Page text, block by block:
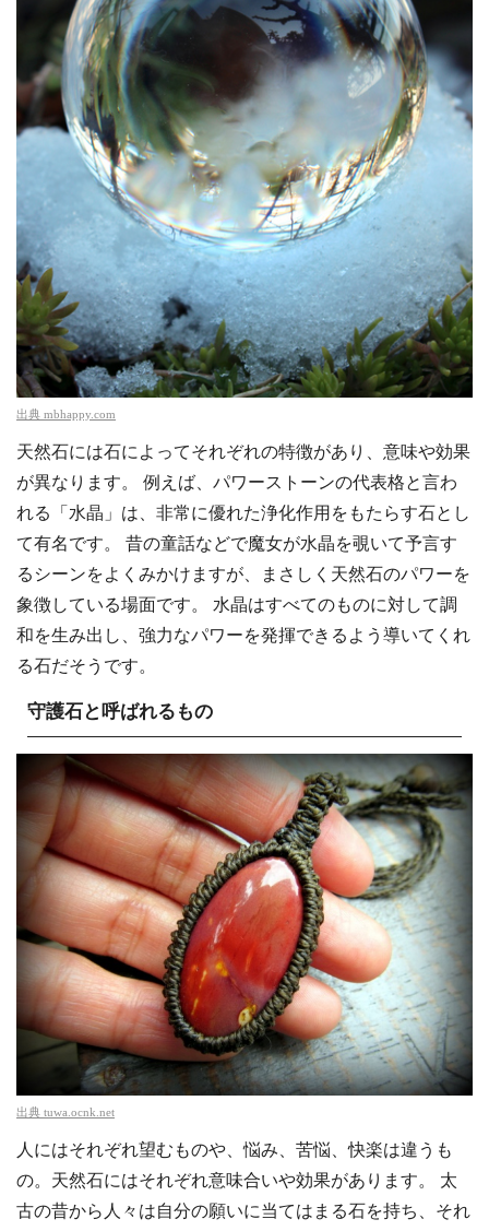
出典 mbhappy.com
天然石には石によってそれぞれの特徴があり、意味や効果
が異なります。 例えば、パワーストーンの代表格と言わ
れる「水晶」は、非常に優れた浄化作用をもたらす石とし
て有名です。 昔の童話などで魔女が水晶を覗いて予言す
るシーンをよくみかけますが、まさしく天然石のパワーを
象徴している場面です。 水晶はすべてのものに対して調
和を生み出し、強力なパワーを発揮できるよう導いてくれ
る石だそうです。
守護石と呼ばれるもの
出典 tuwa.ocnk.net
人にはそれぞれ望むものや、悩み、苦悩、快楽は違うも
の。天然石にはそれぞれ意味合いや効果があります。 太
古の昔から人々は自分の願いに当てはまる石を持ち、それ